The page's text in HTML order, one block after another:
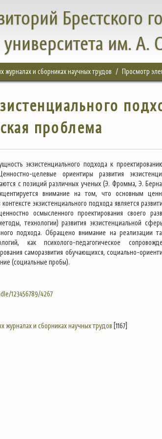
Брестского
университета им. А.
журналах и сборниках научных трудов Просмотр
проблема
экзистенциального подхода к
целевые ориентиры развития
с позиций различных ученых (Э. Фромма, Э.
внимание на том, что основным
экзистенциального подхода является
осмысленного проектирования своего
технологии) развития экзистенциальной
подхода. Обращено внимание на реализации
как психолого-педагогическое
саморазвития обучающихся, социально-
(социальные пробы).
123456789/4267
журналах и сборниках научных трудов [1167]